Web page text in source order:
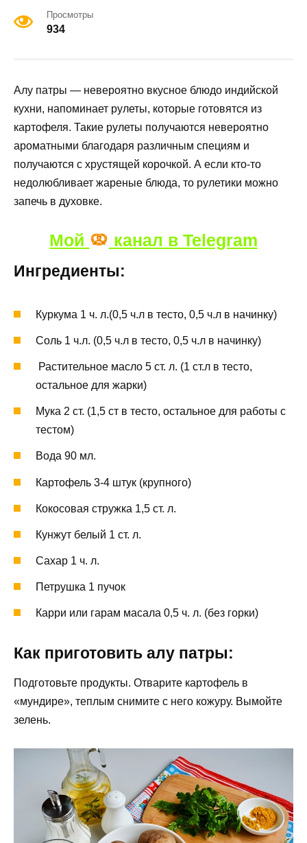
Просмотры
934
Алу патры — невероятно вкусное блюдо индийской
кухни, напоминает рулеты, которые готовятся из
картофеля. Такие рулеты получаются невероятно
ароматными благодаря различным специям и
получаются с хрустящей корочкой. А если кто-то
недолюбливает жареные блюда, то рулетики можно
запечь в духовке.
Мой канал в Telegram
Ингредиенты:
Куркума 1 ч. л.(0,5 ч.л в тесто, 0,5 ч.л в начинку)
Соль 1 ч.л. (0,5 ч.л в тесто, 0,5 ч.л в начинку)
Растительное масло 5 ст. л. (1 ст.л в тесто,
остальное для жарки)
Мука 2 ст. (1,5 ст в тесто, остальное для работы с
тестом)
Вода 90 мл.
Картофель 3-4 штук (крупного)
Кокосовая стружка 1,5 ст. л.
Кунжут белый 1 ст. л.
Сахар 1 ч. л.
Петрушка 1 пучок
Карри или гарам масала 0,5 ч. л. (без горки)
Как приготовить алу патры:
Подготовьте продукты. Отварите картофель в
«мундире», теплым снимите с него кожуру. Вымойте
зелень.